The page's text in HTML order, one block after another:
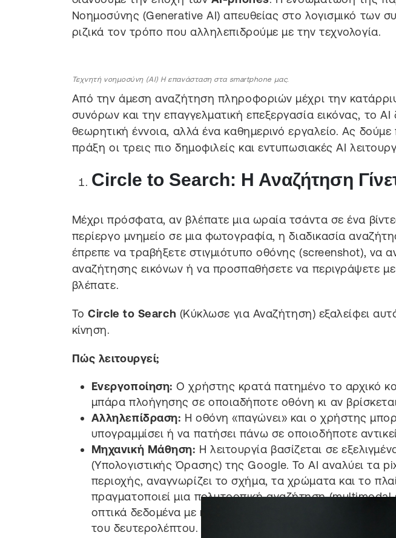
Νοημοσύνης (Generative AI) απευθείας στο λογισμικό των
ριζικά τον τρόπο που αλληλεπιδρούμε με την τεχνολογία.
Τεχνητή νοημοσύνη (AI) Η επανάσταση στα smartphone μας.
Από την άμεση αναζήτηση πληροφοριών μέχρι την
συνόρων και την επαγγελματική επεξεργασία εικόνας, το AI
θεωρητική έννοια, αλλά ένα καθημερινό εργαλείο. Ας
πράξη οι τρεις πιο δημοφιλείς και εντυπωσιακές AI
Circle to Search: Η Αναζήτηση
Μέχρι πρόσφατα, αν βλέπατε μια ωραία τσάντα σε ένα
περίεργο μνημείο σε μια φωτογραφία, η διαδικασία
έπρεπε να τραβήξετε στιγμιότυπο οθόνης (screenshot), να
αναζήτησης εικόνων ή να προσπαθήσετε να περιγράψετε με
βλέπατε.
ΤοCircle to Search (Κύκλωσε για Αναζήτηση) εξαλείφει
κίνηση.
Πώς λειτουργεί;
Ενεργοποίηση: Ο χρήστης κρατά πατημένο το αρχικό
μπάρα πλοήγησης σε οποιαδήποτε οθόνη κι αν
Αλληλεπίδραση: Η οθόνη «παγώνει» και ο χρήστης
υπογραμμίσει ή να πατήσει πάνω σε οποιοδήποτε
Μηχανική Μάθηση: Η λειτουργία βασίζεται σε
(Υπολογιστικής Όρασης) της Google. Το AI αναλύει τα
περιοχής, αναγνωρίζει το σχήμα, τα χρώματα και το
πραγματοποιεί μια πολυτροπική αναζήτηση
οπτικά δεδομένα με κείμενο για να φέρει τα πιο ακριβή
του δευτερολέπτου.